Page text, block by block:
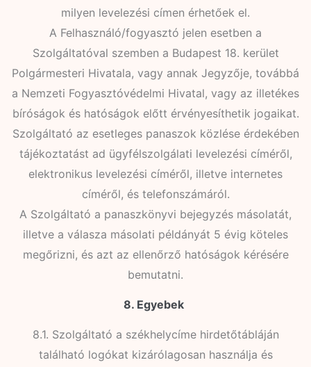
milyen levelezési címen érhetőek el.
A Felhasználó/fogyasztó jelen esetben a
Szolgáltatóval szemben a Budapest 18. kerület
Polgármesteri Hivatala, vagy annak Jegyzője, továbbá
a Nemzeti Fogyasztóvédelmi Hivatal, vagy az illetékes
bíróságok és hatóságok előtt érvényesíthetik jogaikat.
Szolgáltató az esetleges panaszok közlése érdekében
tájékoztatást ad ügyfélszolgálati levelezési címéről,
elektronikus levelezési címéről, illetve internetes
címéről, és telefonszámáról.
A Szolgáltató a panaszkönyvi bejegyzés másolatát,
illetve a válasza másolati példányát 5 évig köteles
megőrizni, és azt az ellenőrző hatóságok kérésére
bemutatni.
8. Egyebek
8.1. Szolgáltató a székhelycíme hirdetőtábláján
található logókat kizárólagosan használja és